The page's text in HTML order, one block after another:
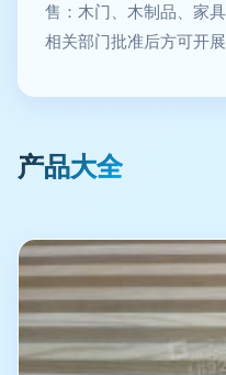
售：木门、木制品、家
相关部门批准后方可开展
产品大全